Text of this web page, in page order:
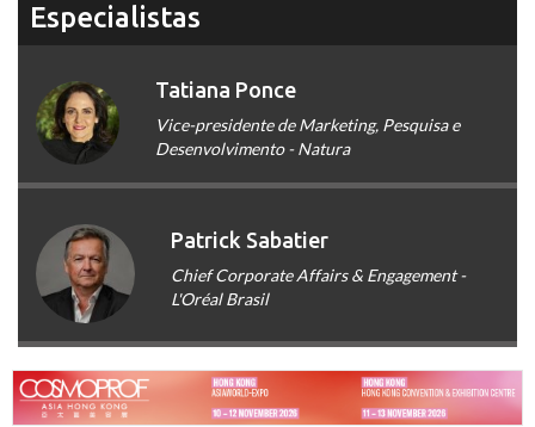
Especialistas
Tatiana Ponce
Vice-presidente de Marketing, Pesquisa e
Desenvolvimento - Natura
Patrick Sabatier
Chief Corporate Affairs & Engagement -
L'Oréal Brasil